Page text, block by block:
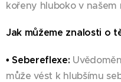
kořeny hluboko v našem
Jak můžeme znalosti o
• Sebereflexe:
může vést k hlubšímu